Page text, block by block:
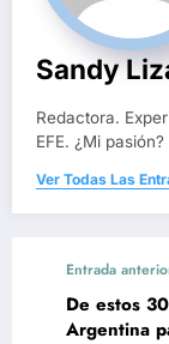
Sandy
Redactora.
EFE. ¿Mi
Ver Todas Las
Entrada
De estos
Argentina